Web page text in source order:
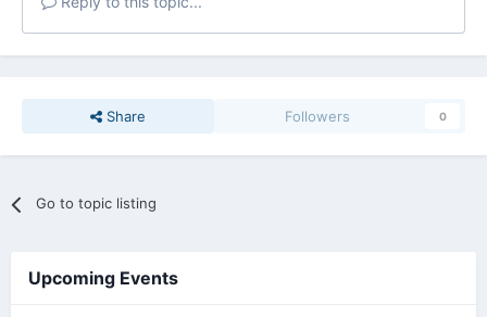
Share Followers 0
Go to topic listing
Upcoming Events